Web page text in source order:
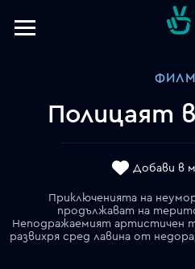
Полицаят
Добави в
Приключенията на
продължават на
Неподражаемият артистичен